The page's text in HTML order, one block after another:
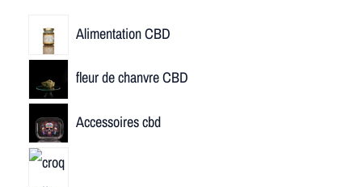
Alimentation CBD
fleur de chanvre CBD
Accessoires cbd